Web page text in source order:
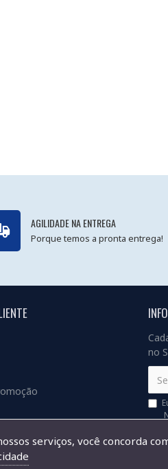
AGILIDADE NA ENTREGA
Porque temos a pronta entrega!
no
serviços, você concorda